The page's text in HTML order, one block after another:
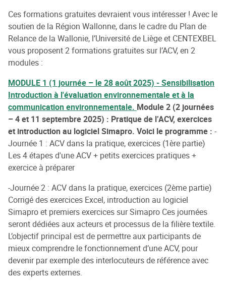
Ces formations gratuites devraient vous intéresser ! Avec le
soutien de la Région Wallonne, dans le cadre du Plan de
Relance de la Wallonie, l’Université de Liège et CENTEXBEL
vous proposent 2 formations gratuites sur l’ACV, en 2
modules :
MODULE 1 (1 journée – le 28 août 2025) - Sensibilisation
Introduction à l'évaluation environnementale et à la
communication environnementale. Module 2 (2 journées
– 4 et 11 septembre 2025) : Pratique de l’ACV, exercices
et introduction au logiciel Simapro. Voici le programme : -
Journée 1 : ACV dans la pratique, exercices (1ère partie)
Les 4 étapes d'une ACV + petits exercices pratiques +
exercice à préparer
-Journée 2 : ACV dans la pratique, exercices (2ème partie)
Corrigé des exercices Excel, introduction au logiciel
Simapro et premiers exercices sur Simapro Ces journées
seront dédiées aux acteurs et processus de la filière textile.
L’objectif principal est de permettre aux participants de
mieux comprendre le fonctionnement d’une ACV, pour
devenir par exemple des interlocuteurs de référence avec
des experts externes.